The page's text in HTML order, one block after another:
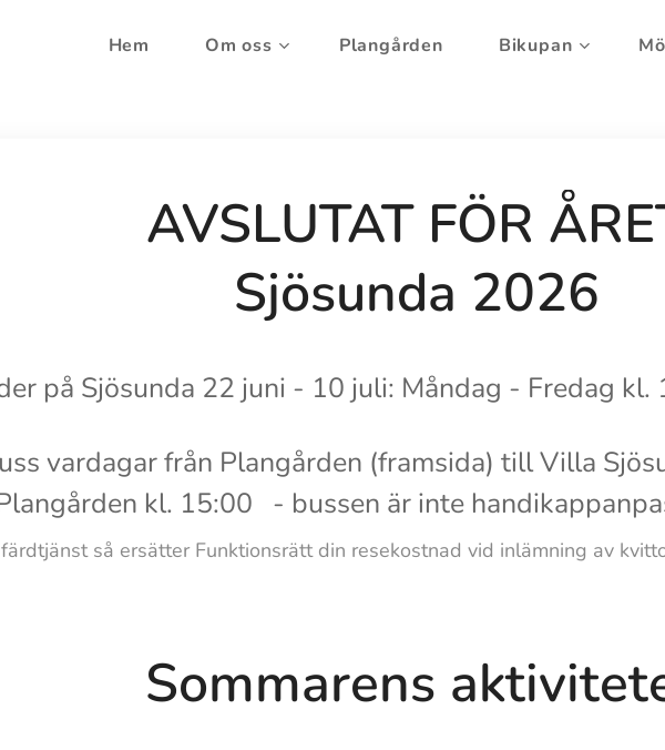
Hem Om oss Plangården Bikupan
AVSLUTAT FÖR
Sjösunda 2026
på Sjösunda 22 juni - 10 juli: Måndag - Fredag
vardagar från Plangården (framsida) till Villa
kl. 15:00 - bussen är inte
så ersätter Funktionsrätt din resekostnad vid inlämning av